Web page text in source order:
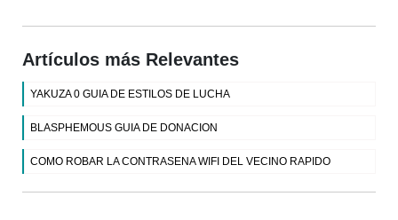
Artículos más Relevantes
YAKUZA 0 GUIA DE ESTILOS DE LUCHA
BLASPHEMOUS GUIA DE DONACION
COMO ROBAR LA CONTRASENA WIFI DEL VECINO RAPIDO